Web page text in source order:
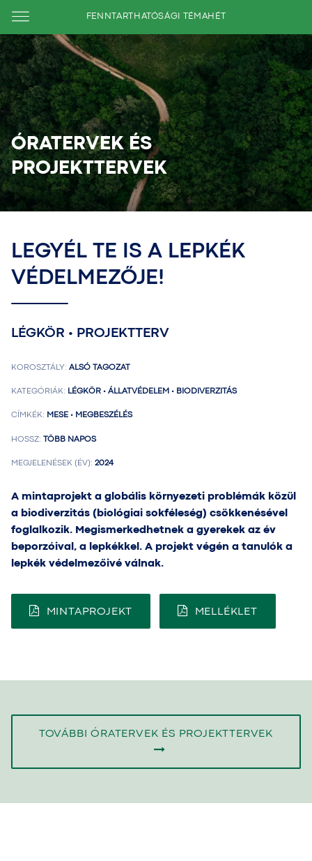
FENNTARTHATÓSÁGI TÉMAHÉT
ÓRATERVEK ÉS
PROJEKTTERVEK
LEGYÉL TE IS A LEPKÉK
VÉDELMEZŐJE!
LÉGKÖR • PROJEKTTERV
KOROSZTÁLY: ALSÓ TAGOZAT
KATEGÓRIÁK: LÉGKÖR • ÁLLATVÉDELEM • BIODIVERZITÁS
CÍMKÉK: MESE • MEGBESZÉLÉS
HOSSZ: TÖBB NAPOS
MEGJELENÉSEK (ÉV): 2024
A mintaprojekt a globális környezeti problémák közül
a biodiverzitás (biológiai sokféleség) csökkenésével
foglalkozik. Megismerkedhetnek a gyerekek az év
beporzóival, a lepkékkel. A projekt végén a tanulók a
lepkék védelmezőivé válnak.
MINTAPROJEKT MELLÉKLET
TOVÁBBI ÓRATERVEK ÉS PROJEKTTERVEK